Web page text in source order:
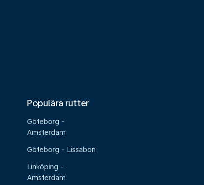
Populära rutter
Göteborg -
Amsterdam
Göteborg - Lissabon
Linköping -
Amsterdam